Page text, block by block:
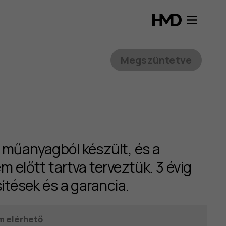
Megszüntetve
készült, és a
előtt tartva terveztük. 3 évig
és a garancia.
elérhető